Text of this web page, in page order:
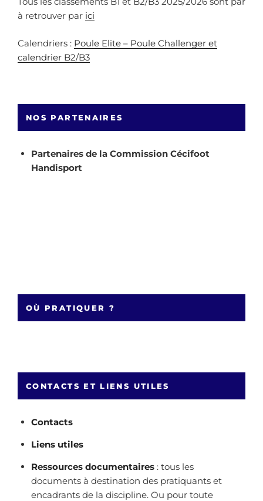
à retrouver par ici
Calendriers : Poule Elite – Poule Challenger et
calendrier B2/B3
NOS PARTENAIRES
Partenaires de la Commission Cécifoot
Handisport
OÙ PRATIQUER ?
CONTACTS ET LIENS UTILES
Contacts
Liens utiles
Ressources documentaires : tous les
documents à destination des pratiquants et
encadrants de la discipline. Ou pour toute